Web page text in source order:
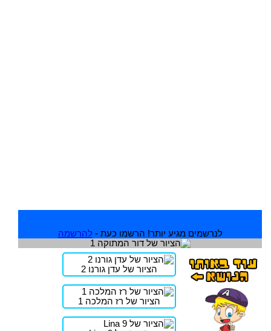
לנרשמים מגיע יותר! הרשמו כעת - להרשמה
הציור של עדן גורנו 2
הציור של רז המלכה 1